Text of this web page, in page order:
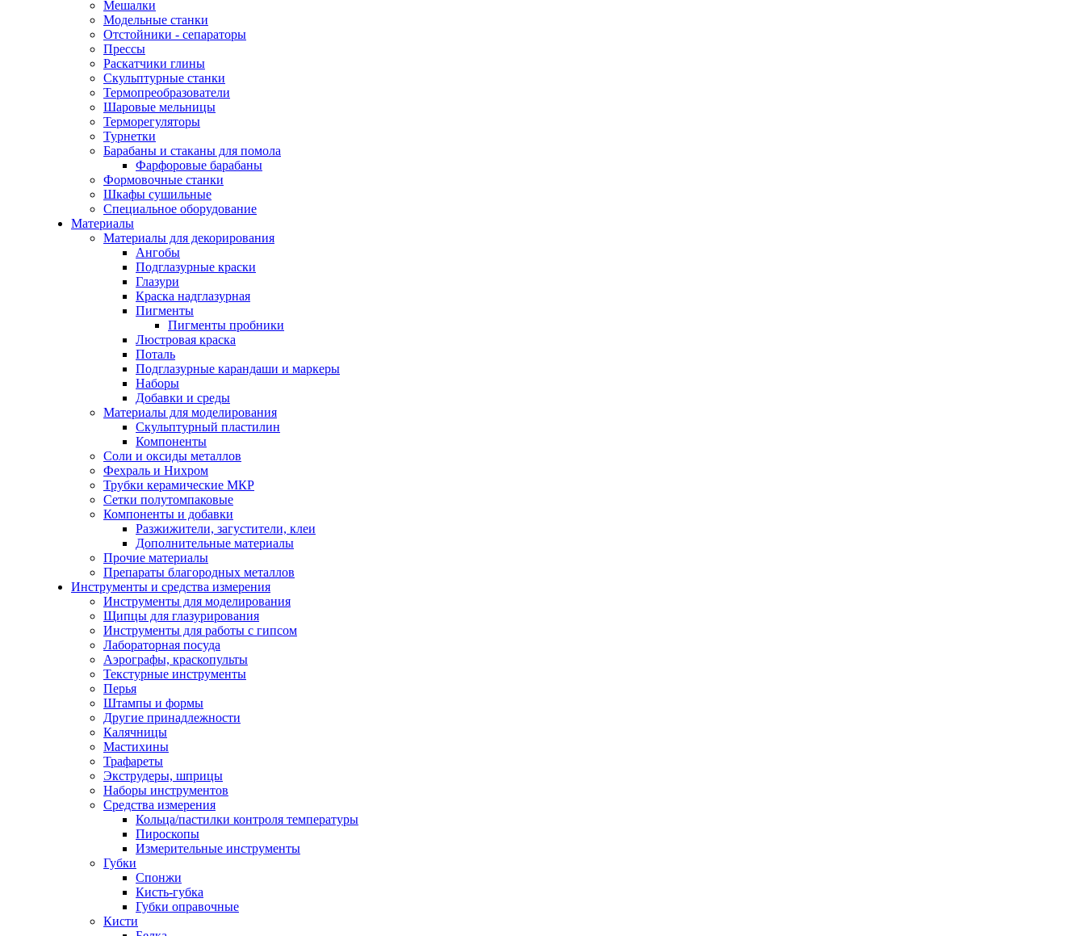
Мешалки
Модельные станки
Отстойники - сепараторы
Прессы
Раскатчики глины
Скульптурные станки
Термопреобразователи
Шаровые мельницы
Терморегуляторы
Турнетки
Барабаны и стаканы для помола
Фарфоровые барабаны
Формовочные станки
Шкафы сушильные
Специальное оборудование
Материалы
Материалы для декорирования
Ангобы
Подглазурные краски
Глазури
Краска надглазурная
Пигменты
Пигменты пробники
Люстровая краска
Поталь
Подглазурные карандаши и маркеры
Наборы
Добавки и среды
Материалы для моделирования
Скульптурный пластилин
Компоненты
Соли и оксиды металлов
Фехраль и Нихром
Трубки керамические МКР
Сетки полутомпаковые
Компоненты и добавки
Разжижители, загустители, клеи
Дополнительные материалы
Прочие материалы
Препараты благородных металлов
Инструменты и средства измерения
Инструменты для моделирования
Щипцы для глазурирования
Инструменты для работы с гипсом
Лабораторная посуда
Аэрографы, краскопульты
Текстурные инструменты
Перья
Штампы и формы
Другие принадлежности
Калячницы
Мастихины
Трафареты
Экструдеры, шприцы
Наборы инструментов
Средства измерения
Кольца/пастилки контроля температуры
Пироскопы
Измерительные инструменты
Губки
Спонжи
Кисть-губка
Губки оправочные
Кисти